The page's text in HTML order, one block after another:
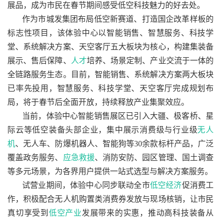
展品，成为市民在春节期间感受低空科技魅力的好去处。
作为市城发集团布局低空新赛道、打造国企改革样板的
标志性项目，该体验中心以智能销售、智慧服务、科技学
堂、系统解决方案、天空客厅五大板块为核心，构建集装备
展示、售后保障、 人才培养、场景定制、产业交流于一体的
全链路服务生态。目前，智能销售、系统解决方案两大板块
已率先投用，智慧服务、科技学堂、天空客厅完成规划布
局，将于春节后全面开放，持续释放产业集聚效应。
当前，体验中心智能销售展区已引入大疆、极客桥、星
际云等低空装备头部企业，集中展示消费级与行业级无人
机、无人车、防爆机器人、智能狗等30余款标杆产品，广泛
覆盖政务服务、 应急救援、消防安防、园区管理、国土调查
等多元场景，为各界用户提供一站式选型与解决方案服务。
试营业期间，体验中心同步联动全市低空经济促消费工
作，积极配合无人机购置类消费券发放与现场核销，让市民
真切享受到 低空产业发展带来的实惠，推动高科技装备从